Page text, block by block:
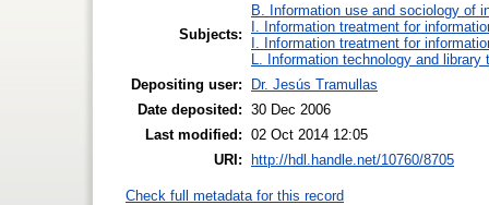
Subjects:
B. Information use and sociology of
I. Information treatment for
I. Information treatment for
L. Information technology and library
Depositing user:
Dr. Jesús Tramullas
Date deposited: 30 Dec 2006
Last modified: 02 Oct 2014 12:05
URI:
http://hdl.handle.net/10760/8705
Check full metadata for this record